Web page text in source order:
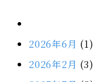
2026年6月 (1)
2026年2月 (3)